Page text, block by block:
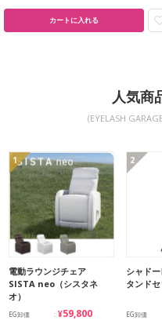
カートに入れる
人気商
(EYELASH
1
電動ラウンジチェア
SISTA neo（シスタネ
オ）
EG卸価 ¥59,800
2
シャド
タンド
EG卸価